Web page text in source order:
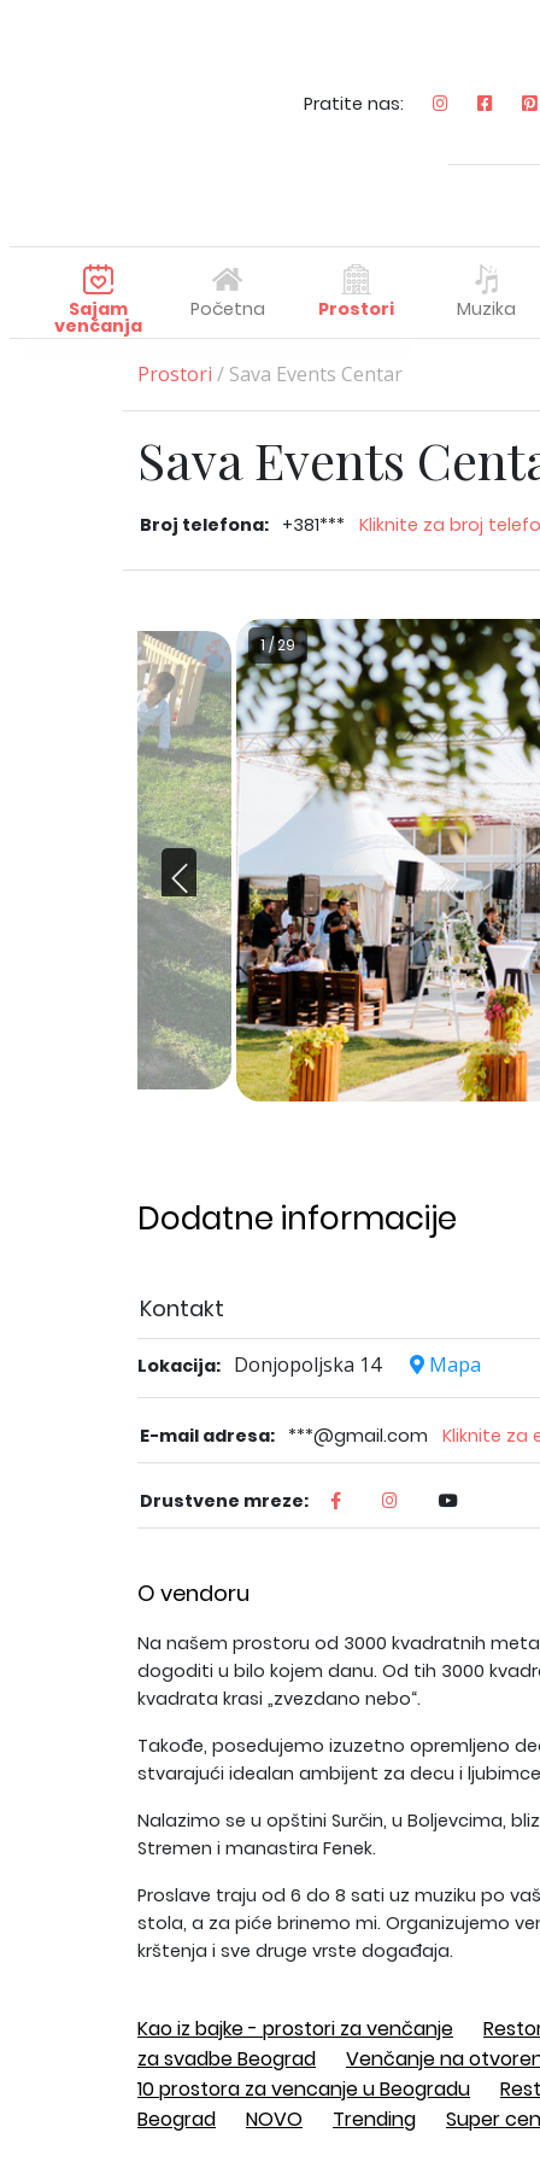
Pratite nas:
Sajam
venčanja
Početna Prostori Muzika
Prostori / Sava Events Centar
Sava Events
Broj telefona: +381*** Kliknite za broj
1 / 29
Dodatne informacije
Kontakt
Lokacija: Donjopoljska 14 Mapa
E-mail adresa: ***@gmail.com Kliknite za
Drustvene mreze:
O vendoru
Na našem prostoru od 3000 kvadratnih
dogoditi u bilo kojem danu. Od tih 3000
kvadrata krasi „zvezdano nebo“.
Takođe, posedujemo izuzetno opremljeno
stvarajući idealan ambijent za decu i
Nalazimo se u opštini Surčin, u Boljevcima,
Stremen i manastira Fenek.
Proslave traju od 6 do 8 sati uz muziku po
stola, a za piće brinemo mi. Organizujemo
krštenja i sve druge vrste događaja.
Kao iz bajke - prostori za venčanje
za svadbe Beograd
Venčanje na
10 prostora za vencanje u Beogradu
Beograd
NOVO Trending Super